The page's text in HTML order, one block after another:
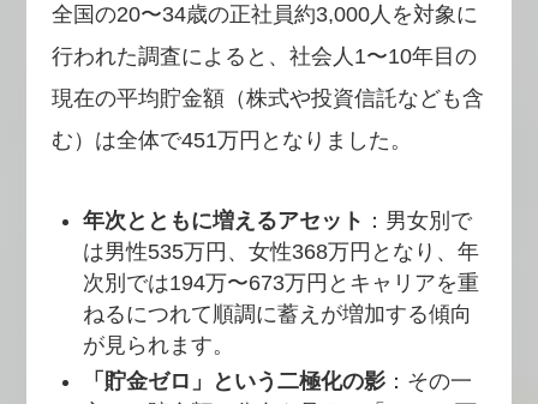
全国の20〜34歳の正社員約3,000人を対象に
行われた調査によると、社会人1〜10年目の
現在の平均貯金額（株式や投資信託なども含
む）は全体で451万円となりました。
年次とともに増えるアセット ：男女別で
は男性535万円、女性368万円となり、年
次別では194万〜673万円とキャリアを重
ねるにつれて順調に蓄えが増加する傾向
が見られます。
「貯金ゼロ」という二極化の影 ：その一